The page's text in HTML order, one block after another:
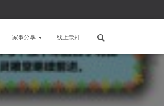
家事分享 线上崇拜